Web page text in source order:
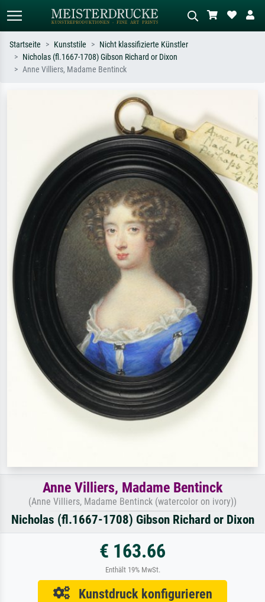
Standardsuche
Sternennacht, Impressionismus, Welle
Wiese, Abstrakt mit viel Rot, Dunkles
Ölgemälde, Stehender Akt neben einem
Baum.
Startseite Kunststile
Nicht klassifizierte Künstler
Nicholas (fl.1667-1708) Gibson Richard or Dixon
Anne Villiers, Madame Bentinck
Anne Villiers, Madame Bentinck
(Anne Villiers, Madame Bentinck (watercolor on ivory))
Nicholas (fl.1667-1708) Gibson Richard or Dixon
€ 163.66
Enthält 19% MwSt.
Kunstdruck konfigurieren